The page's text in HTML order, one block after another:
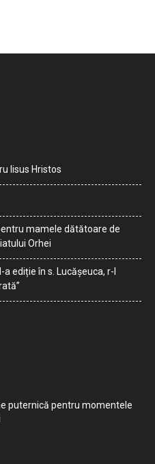
Iisus Hristos
mamele dătătoare de
Orhei
ediție în s. Lucășeuca, r-l
puternică pentru momentele